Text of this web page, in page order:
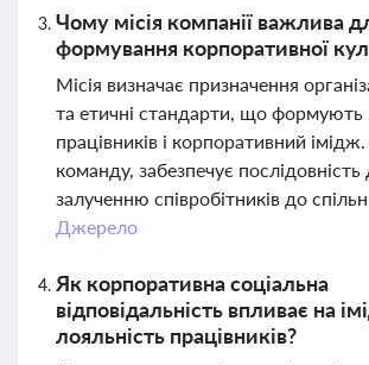
Чому місія компанії важлива
формування корпоративної
Місія визначає призначення
та етичні стандарти, що формують
працівників і корпоративний
команду, забезпечує послідовність
залученню співробітників до
Джерело
Як корпоративна соціальна
відповідальність впливає на
лояльність працівників?